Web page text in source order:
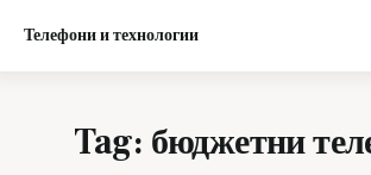
Телефони и технологии
Tag: бюджетни
Начало